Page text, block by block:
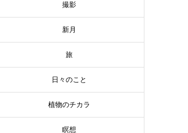
撮影
新月
旅
日々のこと
植物のチカラ
瞑想